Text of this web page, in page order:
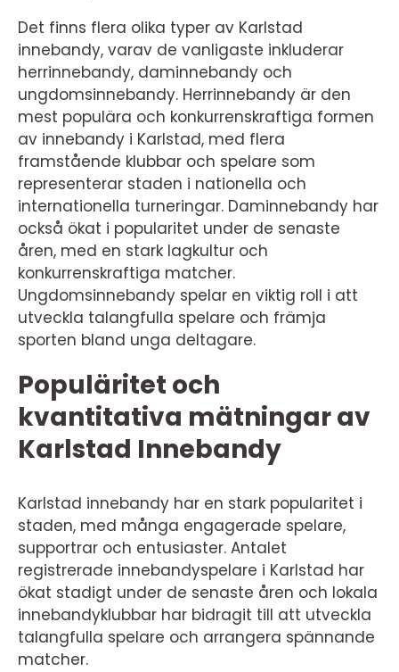
Det finns flera olika typer av Karlstad
innebandy, varav de vanligaste inkluderar
herrinnebandy, daminnebandy och
ungdomsinnebandy. Herrinnebandy är den
mest populära och konkurrenskraftiga formen
av innebandy i Karlstad, med flera
framstående klubbar och spelare som
representerar staden i nationella och
internationella turneringar. Daminnebandy har
också ökat i popularitet under de senaste
åren, med en stark lagkultur och
konkurrenskraftiga matcher.
Ungdomsinnebandy spelar en viktig roll i att
utveckla talangfulla spelare och främja
sporten bland unga deltagare.
Populäritet och
kvantitativa mätningar av
Karlstad Innebandy
Karlstad innebandy har en stark popularitet i
staden, med många engagerade spelare,
supportrar och entusiaster. Antalet
registrerade innebandyspelare i Karlstad har
ökat stadigt under de senaste åren och lokala
innebandyklubbar har bidragit till att utveckla
talangfulla spelare och arrangera spännande
matcher.